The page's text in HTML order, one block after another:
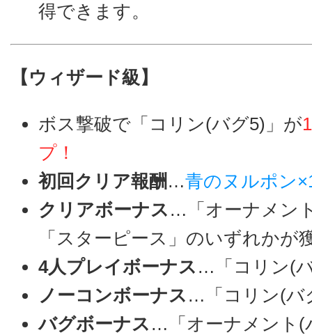
得できます。
【ウィザード級】
ボス撃破で「コリン(バグ5)」が
プ！
初回クリア報酬 …青のヌルポン
クリアボーナス …「オーナメン
「スターピース」のいずれかが
4人プレイボーナス …「コリン(
ノーコンボーナス …「コリン(バ
バグボーナス …「オーナメント(